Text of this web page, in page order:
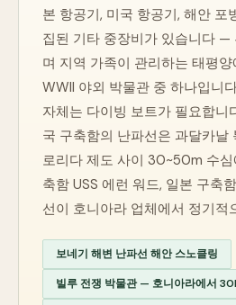
본 항공기, 미국 항공기, 해안 포
집된 기타 중장비가 있습니다 —
며 지역 가족이 관리하는 태평양
WWII 야외 박물관 중 하나입니
자체는 다이빙 보트가 필요합니
국 구축함의 난파선은 과달카날
로리다 제도 사이 30~50m 수심
축함 USS 에런 워드, 일본 구축
선이 호니아라 업체에서 정기적
보네기 해변 난파선 해안 스노클링
빌루 전쟁 박물관 — 호니아라에서